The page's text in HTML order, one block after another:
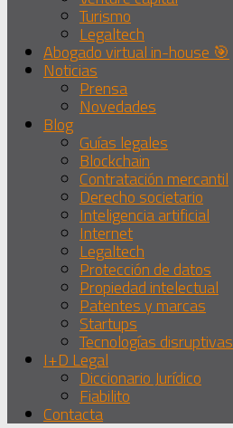
Turismo
Legaltech
Abogado virtual in-house 🎯
Noticias
Prensa
Novedades
Blog
Guías legales
Blockchain
Contratación mercantil
Derecho societario
Inteligencia artificial
Internet
Legaltech
Protección de datos
Propiedad intelectual
Patentes y marcas
Startups
Tecnologías disruptivas
I+D Legal
Diccionario Jurídico
Fiabilito
Contacta